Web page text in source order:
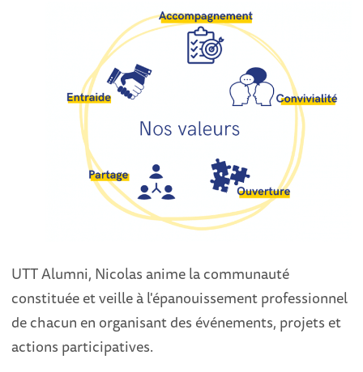
UTT Alumni, Nicolas anime la communauté
constituée et veille à l'épanouissement professionnel
de chacun en organisant des événements, projets et
actions participatives.